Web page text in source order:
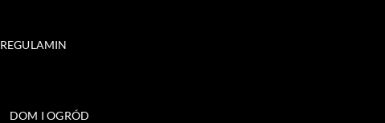
REGULAMIN
DOM I OGRÓD